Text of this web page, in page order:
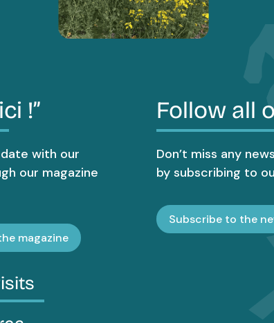
!”
with our
our magazine
magazine
Follow all
Don’t miss any
by subscribing to
Subscribe to the